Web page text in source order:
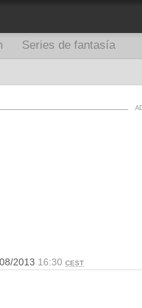
Series de fantasía
2013 16:30 CEST